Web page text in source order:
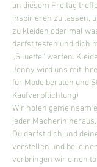
an diesem Freitag
inspirieren zu lassen,
zu kleiden oder mal
darfst testen und dich
„Siluette“ werfen.
Jenny wird uns mit
für Mode beraten und
Kaufverpflichtung)
Wir holen gemeinsam
jeder Macherin heraus.
Du darfst dich und
vorstellen und bei
verbringen wir einen